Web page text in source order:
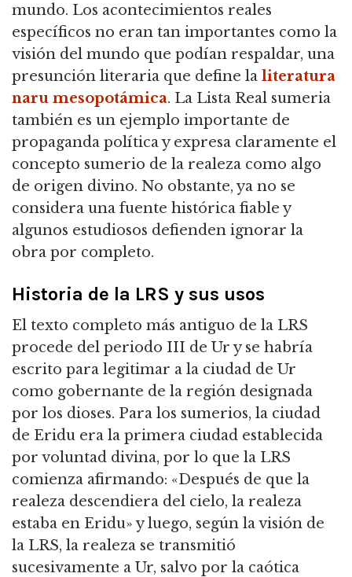
mundo. Los acontecimientos reales
específicos no eran tan importantes como la
visión del mundo que podían respaldar, una
presunción literaria que define la literatura
naru mesopotámica. La Lista Real sumeria
también es un ejemplo importante de
propaganda política y expresa claramente el
concepto sumerio de la realeza como algo
de origen divino. No obstante, ya no se
considera una fuente histórica fiable y
algunos estudiosos defienden ignorar la
obra por completo.
Historia de la LRS y sus usos
El texto completo más antiguo de la LRS
procede del periodo III de Ur y se habría
escrito para legitimar a la ciudad de Ur
como gobernante de la región designada
por los dioses. Para los sumerios, la ciudad
de Eridu era la primera ciudad establecida
por voluntad divina, por lo que la LRS
comienza afirmando: «Después de que la
realeza descendiera del cielo, la realeza
estaba en Eridu» y luego, según la visión de
la LRS, la realeza se transmitió
sucesivamente a Ur, salvo por la caótica